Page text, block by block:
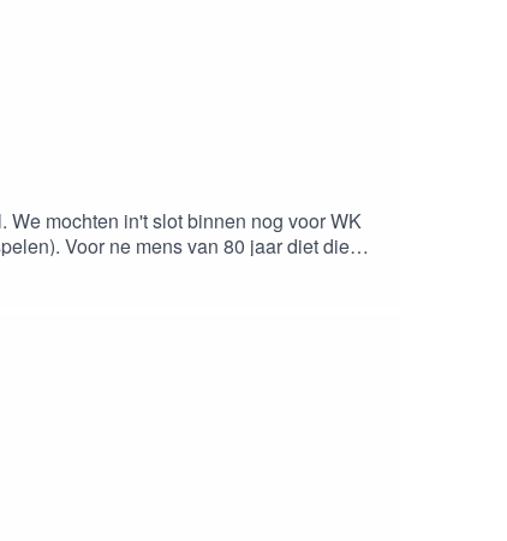
We mochten in't slot binnen nog voor WK
over 't Slot, de jeugd, de Kermis van
Zelf nog een setje nodig? Surf